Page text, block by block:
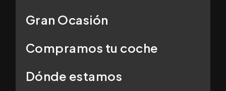
Gran Ocasión
Compramos tu coche
Dónde estamos